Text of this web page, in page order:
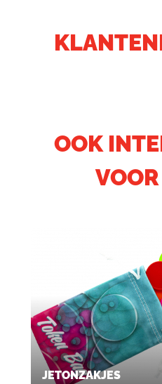
OOK
JETONZAKJES